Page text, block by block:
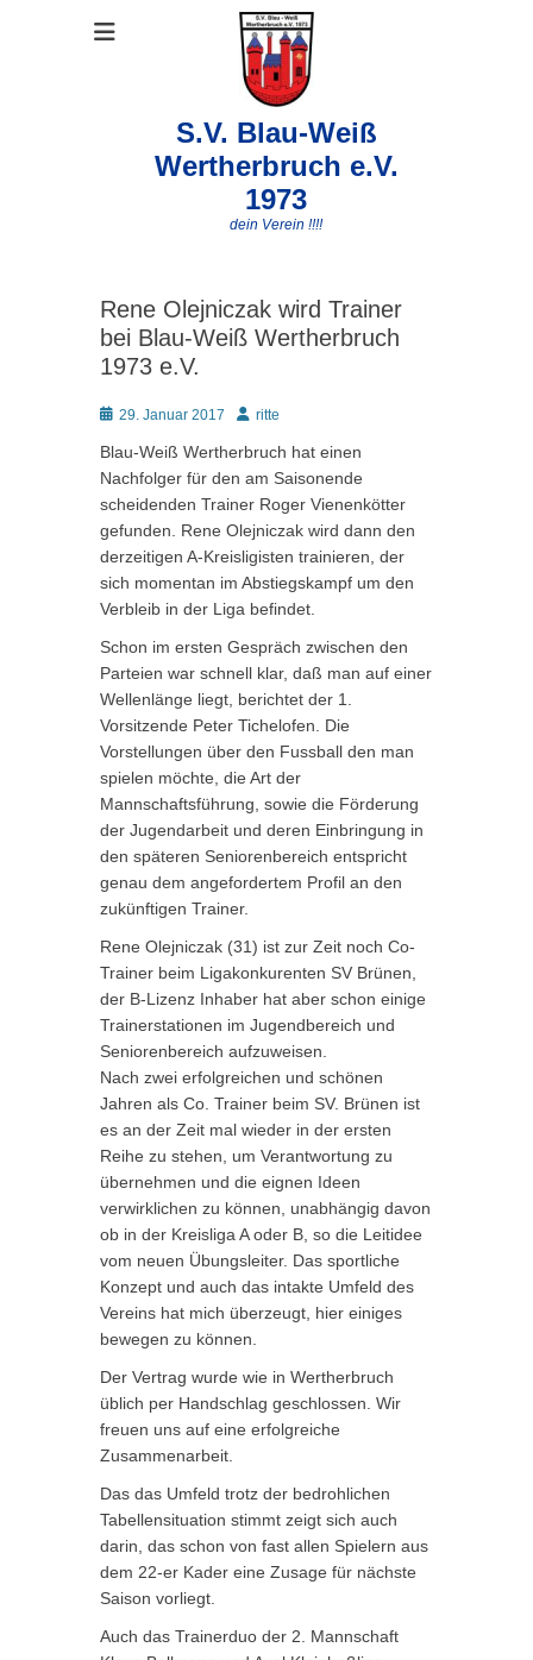
S.V. Blau-Weiß
Wertherbruch e.V.
1973
dein Verein !!!!
Rene Olejniczak wird Trainer
bei Blau-Weiß Wertherbruch
1973 e.V.
Posted
29. Januar 2017 Autor
ritte
Blau-Weiß Wertherbruch hat einen
Nachfolger für den am Saisonende
scheidenden Trainer Roger Vienenkötter
gefunden. Rene Olejniczak wird dann den
derzeitigen A-Kreisligisten trainieren, der
sich momentan im Abstiegskampf um den
Verbleib in der Liga befindet.
Schon im ersten Gespräch zwischen den
Parteien war schnell klar, daß man auf einer
Wellenlänge liegt, berichtet der 1.
Vorsitzende Peter Tichelofen. Die
Vorstellungen über den Fussball den man
spielen möchte, die Art der
Mannschaftsführung, sowie die Förderung
der Jugendarbeit und deren Einbringung in
den späteren Seniorenbereich entspricht
genau dem angefordertem Profil an den
zukünftigen Trainer.
Rene Olejniczak (31) ist zur Zeit noch Co-
Trainer beim Ligakonkurenten SV Brünen,
der B-Lizenz Inhaber hat aber schon einige
Trainerstationen im Jugendbereich und
Seniorenbereich aufzuweisen.
Nach zwei erfolgreichen und schönen
Jahren als Co. Trainer beim SV. Brünen ist
es an der Zeit mal wieder in der ersten
Reihe zu stehen, um Verantwortung zu
übernehmen und die eignen Ideen
verwirklichen zu können, unabhängig davon
ob in der Kreisliga A oder B, so die Leitidee
vom neuen Übungsleiter. Das sportliche
Konzept und auch das intakte Umfeld des
Vereins hat mich überzeugt, hier einiges
bewegen zu können.
Der Vertrag wurde wie in Wertherbruch
üblich per Handschlag geschlossen. Wir
freuen uns auf eine erfolgreiche
Zusammenarbeit.
Das das Umfeld trotz der bedrohlichen
Tabellensituation stimmt zeigt sich auch
darin, das schon von fast allen Spielern aus
dem 22-er Kader eine Zusage für nächste
Saison vorliegt.
Auch das Trainerduo der 2. Mannschaft